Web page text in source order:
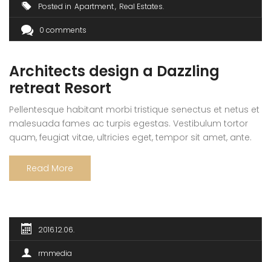
Posted in Apartment Real Estates
0 comments
Architects design a Dazzling
retreat Resort
Pellentesque habitant morbi tristique senectus et netus et
malesuada fames ac turpis egestas. Vestibulum tortor
quam, feugiat vitae, ultricies eget, tempor sit amet, ante.
ultricies mi vitae est. Mauris placerat eleifend leo. Quisque
sit amet est et sapien ullamcorper pharetra. Vestibulum
Read More
2016.12.06.
rmmedia